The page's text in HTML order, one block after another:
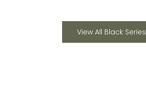
View All Black Series